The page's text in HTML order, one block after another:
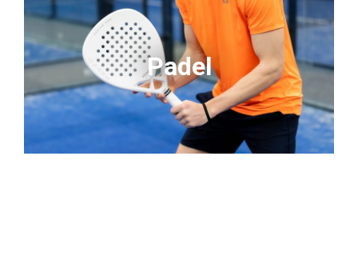
Padel